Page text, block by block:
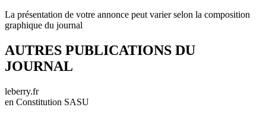
La présentation de votre annonce peut varier selon la composition
graphique du journal
AUTRES PUBLICATIONS DU
JOURNAL
leberry.fr
en Constitution SASU